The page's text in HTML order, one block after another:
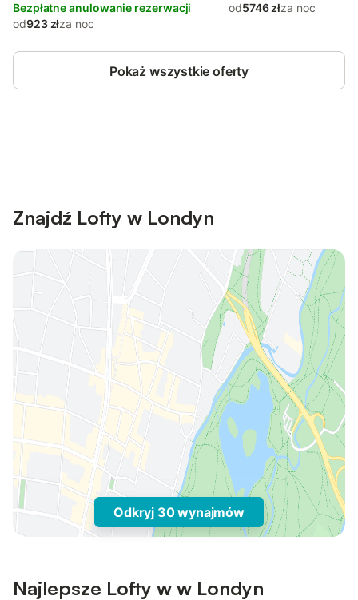
Bezpłatne anulowanie rezerwacji
od923 złza noc
od5746 złza noc
Pokaż wszystkie oferty
Znajdź Lofty w Londyn
Odkryj 30 wynajmów
Najlepsze Lofty w w Londyn